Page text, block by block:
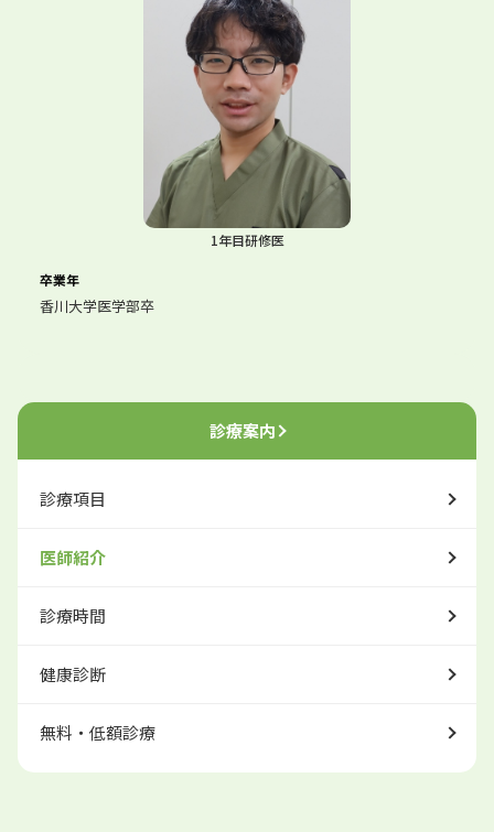
診療案内
診療項目
医師紹介
診療時間
健康診断
無料・低額診療
1年目研修医
卒業年
香川大学医学部卒